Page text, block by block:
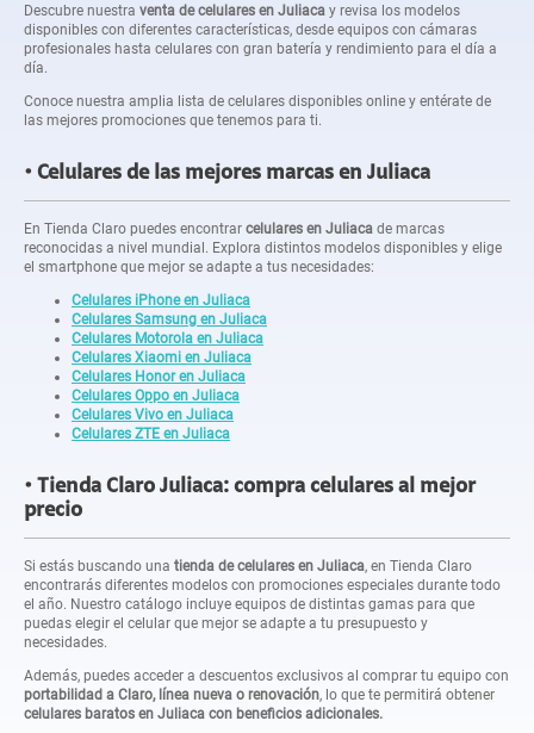
Descubre nuestra venta de celulares en Juliaca y revisa los modelos
disponibles con diferentes características, desde equipos con cámaras
profesionales hasta celulares con gran batería y rendimiento para el día a
día.
Conoce nuestra amplia lista de celulares disponibles online y entérate de
las mejores promociones que tenemos para ti.
Celulares de las mejores marcas en Juliaca
En Tienda Claro puedes encontrar celulares en Juliaca de marcas
reconocidas a nivel mundial. Explora distintos modelos disponibles y elige
el smartphone que mejor se adapte a tus necesidades:
Celulares iPhone en Juliaca
Celulares Samsung en Juliaca
Celulares Motorola en Juliaca
Celulares Xiaomi en Juliaca
Celulares Honor en Juliaca
Celulares Oppo en Juliaca
Celulares Vivo en Juliaca
Celulares ZTE en Juliaca
Tienda Claro Juliaca: compra celulares al mejor
precio
Si estás buscando una tienda de celulares en Juliaca, en Tienda Claro
encontrarás diferentes modelos con promociones especiales durante todo
el año. Nuestro catálogo incluye equipos de distintas gamas para que
puedas elegir el celular que mejor se adapte a tu presupuesto y
necesidades.
Además, puedes acceder a descuentos exclusivos al comprar tu equipo con
portabilidad a Claro, línea nueva o renovación, lo que te permitirá obtener
celulares baratos en Juliaca con beneficios adicionales.